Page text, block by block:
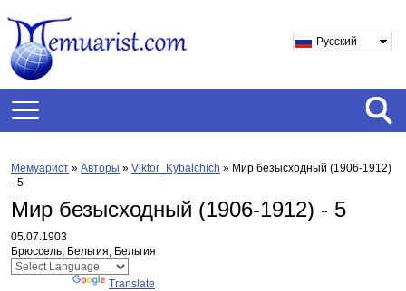
Русский
Мемуарист » Авторы » Viktor_Kybalchich » Мир безысходный (1906-1912)
- 5
Мир безысходный (1906-1912) - 5
05.07.1903
Брюссель, Бельгия, Бельгия
Translate